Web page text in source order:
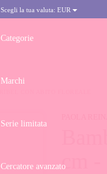
Scegli la tua valuta: EUR
Categorie
Marchi
Serie limitata
Cercatore avanzatocm -